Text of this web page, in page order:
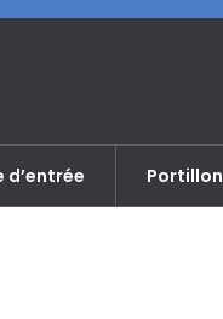
d’entrée Portillon